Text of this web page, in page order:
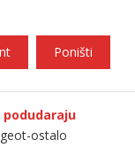
Poništi
podudaraju
ostalo